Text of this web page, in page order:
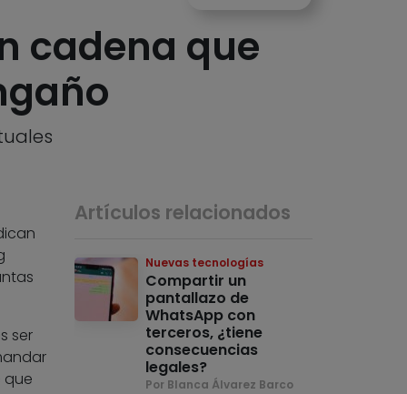
cadena que
ser
que
Artículos relacionados
Nuevas tecnologías
Compartir un
pantallazo de
WhatsApp con
terceros, ¿tiene
consecuencias
legales?
Por Blanca Álvarez Barco